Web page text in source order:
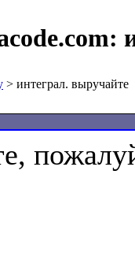
> интеграл. выручайте